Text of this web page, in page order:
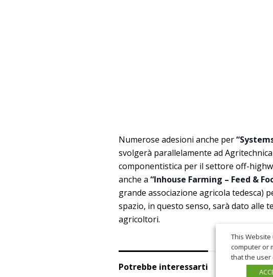
Numerose adesioni anche per
svolgerà parallelamente ad
componentistica per il settore off-
anche a “Inhouse Farming – Feed &
grande associazione agricola tedesca)
spazio, in questo senso, sarà dato alle
agricoltori.
Potrebbe interessarti
This
computer or
that the user